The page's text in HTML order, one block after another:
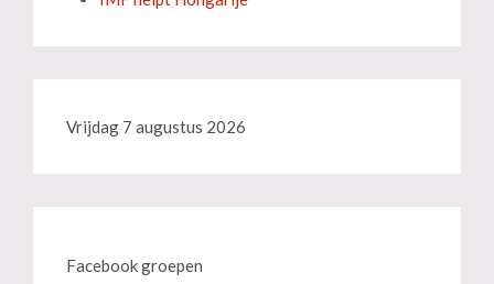
Vrijdag 7 augustus 2026
Facebook groepen